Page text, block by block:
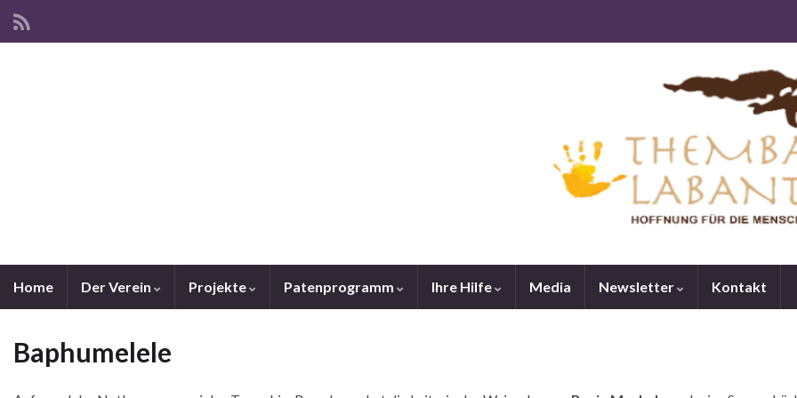
Home Der Verein Projekte Patenprogramm Ihre Hilfe Media Newsletter Kontakt
Baphumelele